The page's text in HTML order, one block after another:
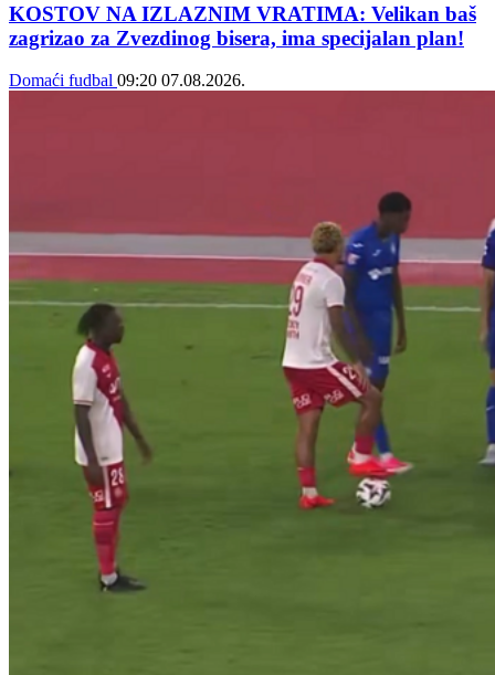
KOSTOV NA IZLAZNIM VRATIMA: Velikan baš
zagrizao za Zvezdinog bisera, ima specijalan plan!
Domaći fudbal 09:20 07.08.2026.